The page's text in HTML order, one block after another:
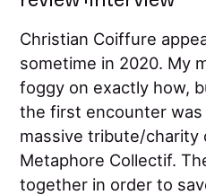
Christian Coiffure
sometime in 2020. My
foggy on exactly how,
the first encounter was
massive tribute/charity
Metaphore Collectif.
together in order to